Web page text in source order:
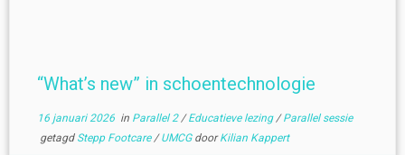
“What’s new” in schoentechnologie
16 januari 2026in Parallel 2/Educatieve lezing/Parallel sessie
getagd Stepp Footcare/UMCG doorKilian Kappert